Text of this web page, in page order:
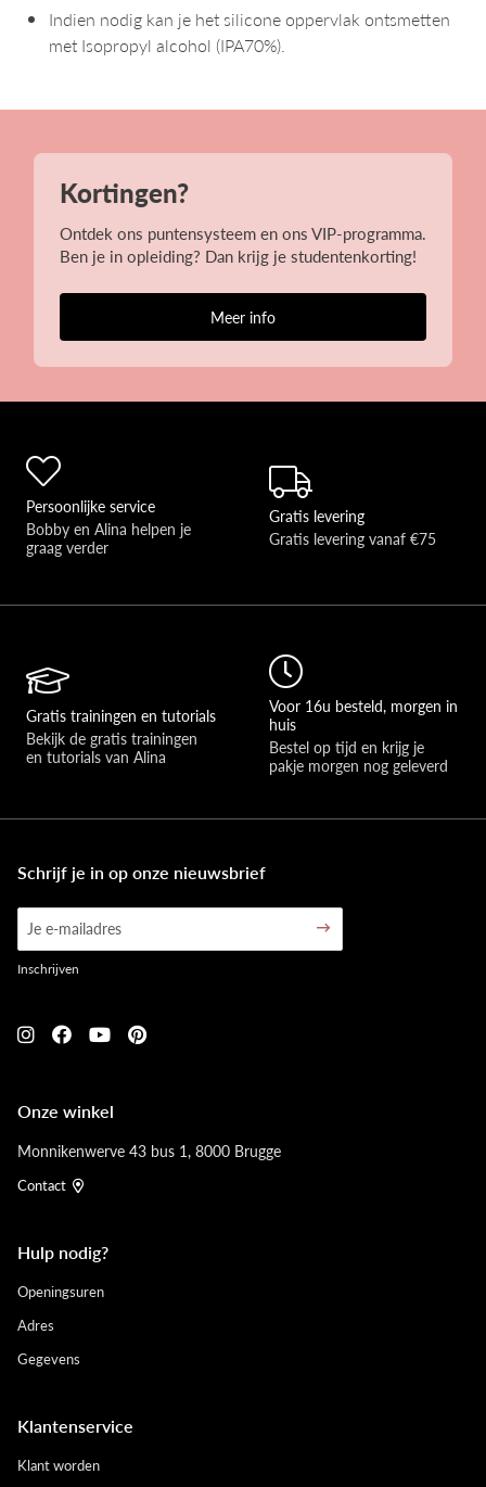
Indien nodig kan je het silicone oppervlak ontsmetten
met Isopropyl alcohol (IPA70%).
Kortingen?
Ontdek ons puntensysteem en ons VIP-programma.
Ben je in opleiding? Dan krijg je studentenkorting!
Meer info
Persoonlijke service
Bobby en Alina helpen je
graag verder
Gratis levering
Gratis levering vanaf €75
Gratis trainingen en tutorials
Bekijk de gratis trainingen
en tutorials van Alina
Voor 16u besteld, morgen in
huis
Bestel op tijd en krijg je
pakje morgen nog geleverd
Onze winkel
Monnikenwerve 43 bus 1, 8000 Brugge
Contact
Hulp nodig?
Openingsuren
Adres
Gegevens
Klantenservice
Klant worden
Schrijf je in op onze nieuwsbrief
Inschrijven